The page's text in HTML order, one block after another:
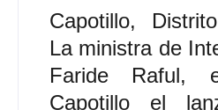
Capotillo,
La ministra de
Faride Raful,
Capotillo el